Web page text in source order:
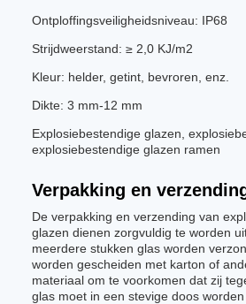
Ontploffingsveiligheidsniveau: IP68
Strijdweerstand: ≥ 2,0 KJ/m2
Kleur: helder, getint, bevroren, enz.
Dikte: 3 mm-12 mm
Explosiebestendige glazen,
explosiebestendige glazen ramen
Verpakking en
De verpakking en verzending van
glazen dienen zorgvuldig te worden
meerdere stukken glas worden
worden gescheiden met karton of
materiaal om te voorkomen dat zij
glas moet in een stevige doos